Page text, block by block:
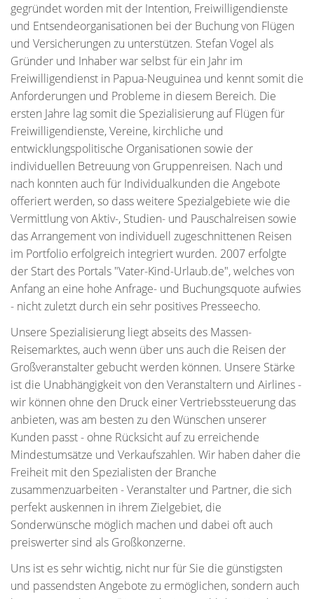
gegründet worden mit der Intention, Freiwilligendienste
und Entsendeorganisationen bei der Buchung von Flügen
und Versicherungen zu unterstützen. Stefan Vogel als
Gründer und Inhaber war selbst für ein Jahr im
Freiwilligendienst in Papua-Neuguinea und kennt somit die
Anforderungen und Probleme in diesem Bereich. Die
ersten Jahre lag somit die Spezialisierung auf Flügen für
Freiwilligendienste, Vereine, kirchliche und
entwicklungspolitische Organisationen sowie der
individuellen Betreuung von Gruppenreisen. Nach und
nach konnten auch für Individualkunden die Angebote
offeriert werden, so dass weitere Spezialgebiete wie die
Vermittlung von Aktiv-, Studien- und Pauschalreisen sowie
das Arrangement von individuell zugeschnittenen Reisen
im Portfolio erfolgreich integriert wurden. 2007 erfolgte
der Start des Portals "Vater-Kind-Urlaub.de", welches von
Anfang an eine hohe Anfrage- und Buchungsquote aufwies
- nicht zuletzt durch ein sehr positives Presseecho.
Unsere Spezialisierung liegt abseits des Massen-
Reisemarktes, auch wenn über uns auch die Reisen der
Großveranstalter gebucht werden können. Unsere Stärke
ist die Unabhängigkeit von den Veranstaltern und Airlines -
wir können ohne den Druck einer Vertriebssteuerung das
anbieten, was am besten zu den Wünschen unserer
Kunden passt - ohne Rücksicht auf zu erreichende
Mindestumsätze und Verkaufszahlen. Wir haben daher die
Freiheit mit den Spezialisten der Branche
zusammenzuarbeiten - Veranstalter und Partner, die sich
perfekt auskennen in ihrem Zielgebiet, die
Sonderwünsche möglich machen und dabei oft auch
preiswerter sind als Großkonzerne.
Uns ist es sehr wichtig, nicht nur für Sie die günstigsten
und passendsten Angebote zu ermöglichen, sondern auch